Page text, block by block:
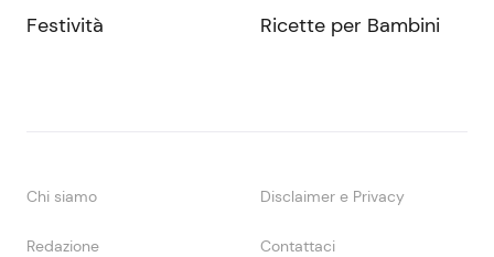
Festività Ricette per Bambini
Chi siamo Disclaimer e Privacy
Redazione Contattaci